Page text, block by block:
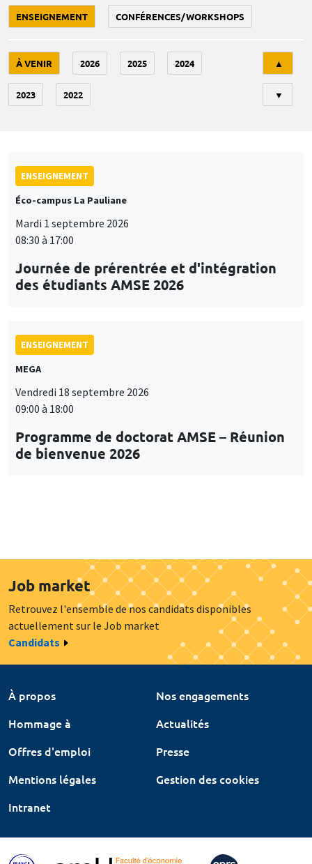
ENSEIGNEMENT CONFÉRENCES/WORKSHOPS
À VENIR 2026 2025 2024
2023 2022
▲
▼
ENSEIGNEMENT
Éco-campus La Pauliane
Mardi 1 septembre 2026
08:30 à 17:00
Journée de prérentrée et d'intégration
des étudiants AMSE 2026
ENSEIGNEMENT
MEGA
Vendredi 18 septembre 2026
09:00 à 18:00
Programme de doctorat AMSE – Réunion
de bienvenue 2026
Job market
Retrouvez l'ensemble de nos candidats disponibles
actuellement sur le Job market
Candidats
À propos
Nos engagements
Hommage à
Actualités
Offres d'emploi
Presse
Mentions légales
Gestion des cookies
Intranet